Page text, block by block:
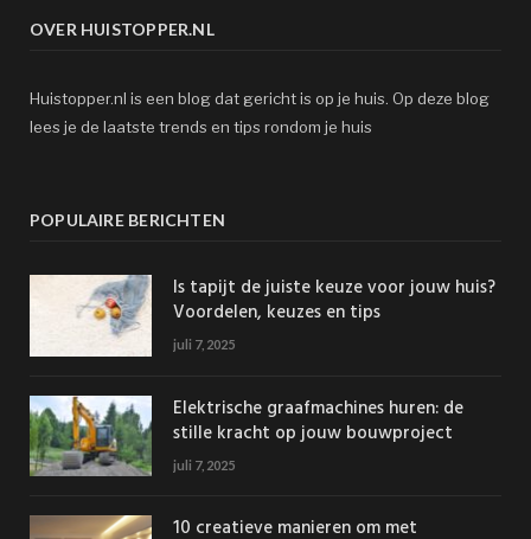
OVER HUISTOPPER.NL
Huistopper.nl is een blog dat gericht is op je huis. Op deze blog
lees je de laatste trends en tips rondom je huis
POPULAIRE BERICHTEN
Is tapijt de juiste keuze voor jouw huis?
Voordelen, keuzes en tips
juli 7, 2025
Elektrische graafmachines huren: de
stille kracht op jouw bouwproject
juli 7, 2025
10 creatieve manieren om met